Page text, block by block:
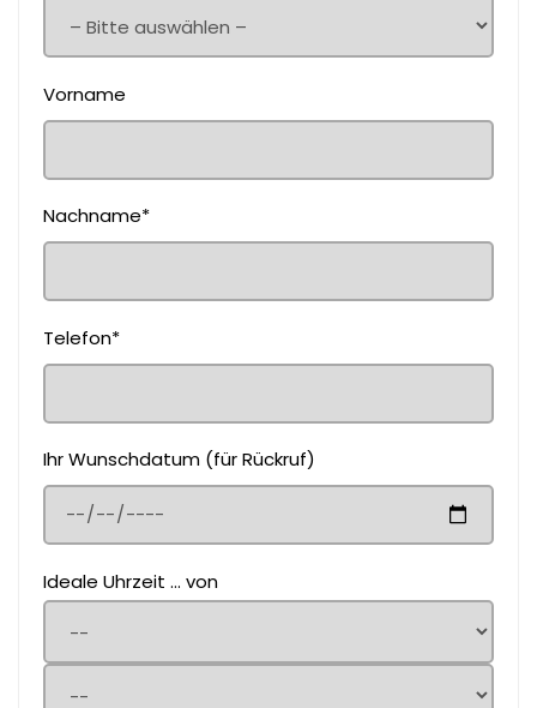
Vorname
Nachname*
Telefon*
Ihr Wunschdatum (für Rückruf)
Ideale Uhrzeit ... von